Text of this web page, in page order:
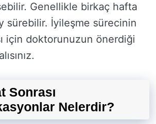
Genellikle birkaç hafta
sürebilir. İyileşme sürecinin
için doktorunuzun önerdiği
Sonrası
Nelerdir?